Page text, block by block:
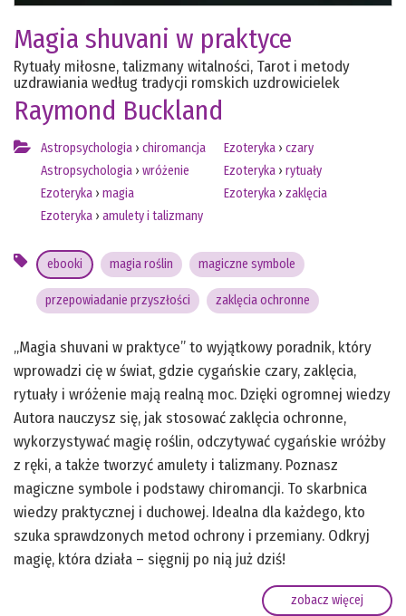
Magia shuvani w praktyce
Rytuały miłosne, talizmany witalności, Tarot i metody
uzdrawiania według tradycji romskich uzdrowicielek
Raymond Buckland
Astropsychologia › chiromancja
Astropsychologia › wróżenie
Ezoteryka › magia
Ezoteryka › amulety i talizmany
Ezoteryka › czary
Ezoteryka › rytuały
Ezoteryka › zaklęcia
ebooki magia roślin magiczne symbole
przepowiadanie przyszłości zaklęcia ochronne
„Magia shuvani w praktyce” to wyjątkowy poradnik, który
wprowadzi cię w świat, gdzie cygańskie czary, zaklęcia,
rytuały i wróżenie mają realną moc. Dzięki ogromnej wiedzy
Autora nauczysz się, jak stosować zaklęcia ochronne,
wykorzystywać magię roślin, odczytywać cygańskie wróżby
z ręki, a także tworzyć amulety i talizmany. Poznasz
magiczne symbole i podstawy chiromancji. To skarbnica
wiedzy praktycznej i duchowej. Idealna dla każdego, kto
szuka sprawdzonych metod ochrony i przemiany. Odkryj
magię, która działa – sięgnij po nią już dziś!
zobacz więcej